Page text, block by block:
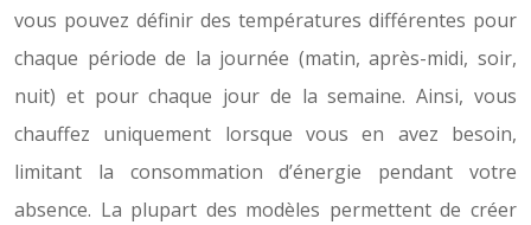
vous pouvez définir des températures différentes pour
chaque période de la journée (matin, après-midi, soir,
nuit) et pour chaque jour de la semaine. Ainsi, vous
chauffez uniquement lorsque vous en avez besoin,
limitant la consommation d’énergie pendant votre
absence. La plupart des modèles permettent de créer